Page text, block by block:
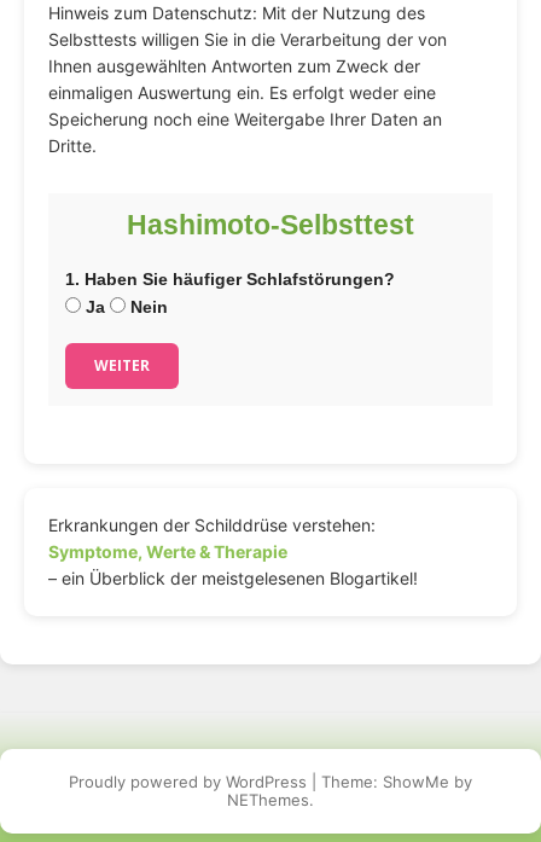
Hinweis zum Datenschutz: Mit der Nutzung des
Selbsttests willigen Sie in die Verarbeitung der von
Ihnen ausgewählten Antworten zum Zweck der
einmaligen Auswertung ein. Es erfolgt weder eine
Speicherung noch eine Weitergabe Ihrer Daten an
Dritte.
Hashimoto-Selbsttest
1. Haben Sie häufiger Schlafstörungen?
Ja
Nein
WEITER
Erkrankungen der Schilddrüse verstehen:
Symptome, Werte & Therapie
– ein Überblick der meistgelesenen Blogartikel!
Proudly powered by WordPress
Theme: ShowMe by
NEThemes.